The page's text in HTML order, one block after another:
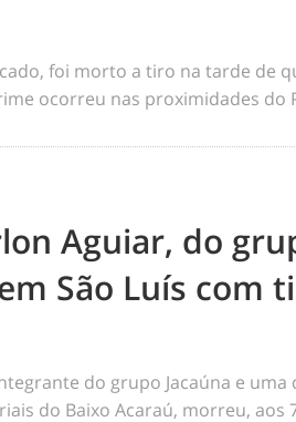
foi morto a tiro na tarde de
ocorreu nas proximidades do
Aguiar, do
São Luís com
do grupo Jacaúna e uma
do Baixo Acaraú, morreu, aos